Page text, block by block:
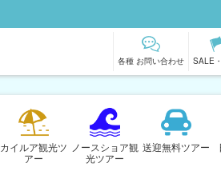
各種 お問い合わせ SALE
カイルア観光ツ
アー
ノースショア観
光ツアー
送迎無料ツアー